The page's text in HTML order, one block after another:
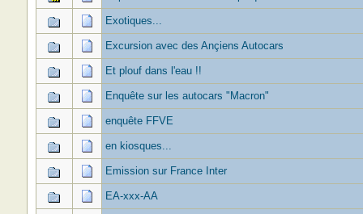
Exotiques...
Excursion avec des Ançiens Autocars
Et plouf dans l'eau !!
Enquête sur les autocars "Macron"
enquête FFVE
en kiosques...
Emission sur France Inter
EA-xxx-AA